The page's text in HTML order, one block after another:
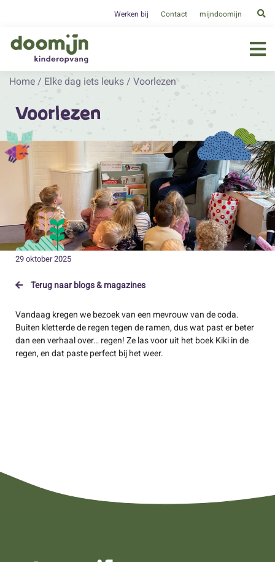
Werken bij Contact mijndoomijn
Home / Elke dag iets leuks / Voorlezen
Voorlezen
29 oktober 2025
Terug naar blogs & magazines
Vandaag kregen we bezoek van een mevrouw van de coda.
Buiten kletterde de regen tegen de ramen, dus wat past er beter
dan een verhaal over… regen! Ze las voor uit het boek Kiki in de
regen, en dat paste perfect bij het weer.